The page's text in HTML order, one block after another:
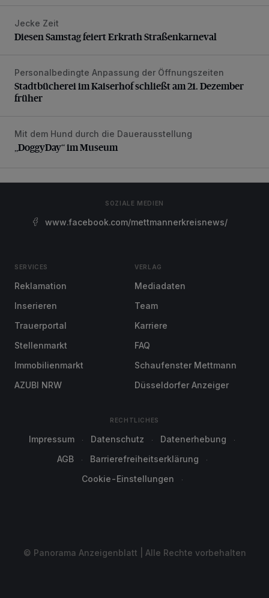
Diesen Samstag feiert Erkrath Straßenkarneval
Jecke Zeit
Diesen Samstag feiert Erkrath Straßenkarneval
Stadtbücherei im Kaiserhof schließt am 21. Dezember
Personalbedingte Anpassung der Öffnungszeiten
Stadtbücherei im Kaiserhof schließt am 21. Dezember
früher
„DoggyDay“ im Museum
Mit dem Hund durch die Dauerausstellung
„DoggyDay“ im Museum
SOZIALE MEDIEN
www.facebook.com/mettmannerkreisnews/
SERVICES
Reklamation
Inserieren
Trauerportal
Stellenmarkt
Immobilienmarkt
AZUBI NRW
VERLAG
Mediadaten
Team
Karriere
FAQ
Schaufenster Mettmann
Düsseldorfer Anzeiger
RECHTLICHES
Impressum Datenschutz
Datenerhebung
AGB
Barrierefreiheitserklärung
Cookie-Einstellungen
© Panorama Anzeigenblatt | Alle Rechte vorbehalten